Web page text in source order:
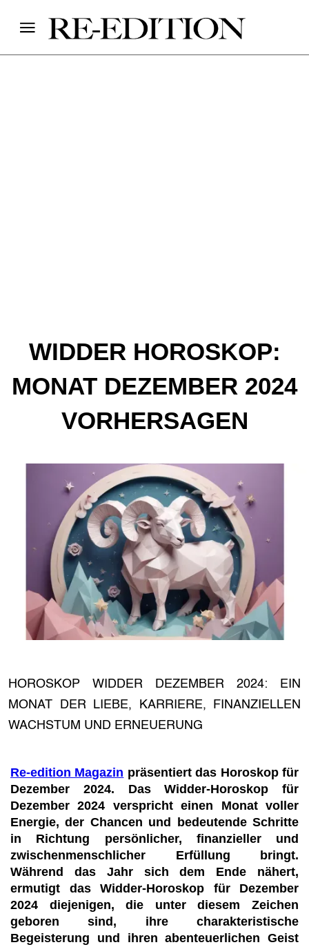
WIDDER HOROSKOP:
MONAT DEZEMBER 2024
VORHERSAGEN
HOROSKOP WIDDER DEZEMBER 2024: EIN
MONAT DER LIEBE, KARRIERE, FINANZIELLEN
WACHSTUM UND ERNEUERUNG
Re-edition Magazin präsentiert das Horoskop für
Dezember 2024. Das Widder-Horoskop für
Dezember 2024 verspricht einen Monat voller
Energie, der Chancen und bedeutende Schritte
in Richtung persönlicher, finanzieller und
zwischenmenschlicher Erfüllung bringt.
Während das Jahr sich dem Ende nähert,
ermutigt das Widder-Horoskop für Dezember
2024 diejenigen, die unter diesem Zeichen
geboren sind, ihre charakteristische
Begeisterung und ihren abenteuerlichen Geist